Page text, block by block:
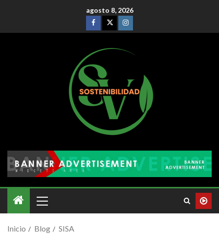
agosto 8, 2026
Inicio Blog SISA